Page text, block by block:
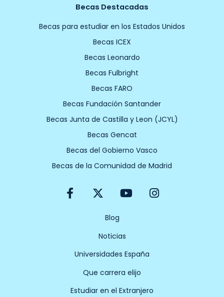
Becas Destacadas
Becas para estudiar en los Estados Unidos
Becas ICEX
Becas Leonardo
Becas Fulbright
Becas FARO
Becas Fundación Santander
Becas Junta de Castilla y Leon (JCYL)
Becas Gencat
Becas del Gobierno Vasco
Becas de la Comunidad de Madrid
F
a
o
f
X
-
w
i
t
t
r
Y
o
u
b
e
I
n
Blog
Noticias
Universidades España
Que carrera elijo
Estudiar en el Extranjero